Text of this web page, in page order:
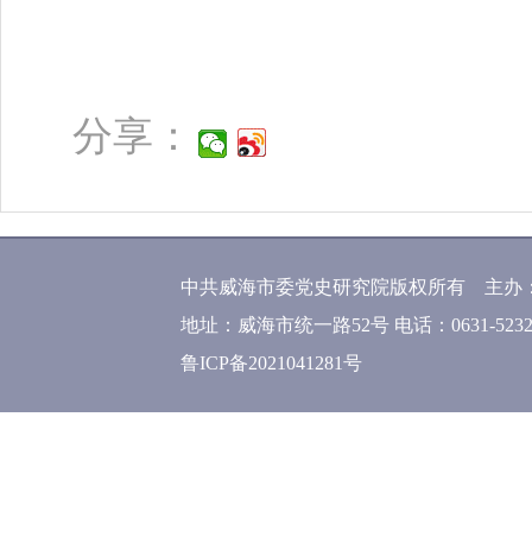
分享：
中共威海市委党史研究院版权所有 主办
地址：威海市统一路52号 电话：0631-
鲁ICP备2021041281号